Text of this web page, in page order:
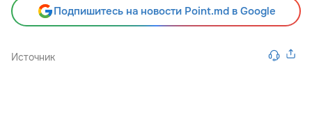
Подпишитесь на новости Point.md в Google
Источник